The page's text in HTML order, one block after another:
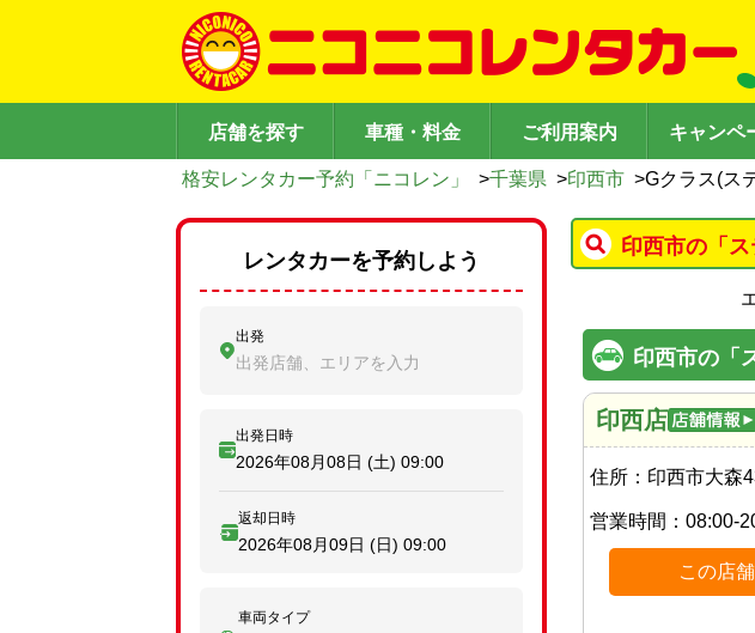
店舗を探す 車種・料金 ご利用案内 キャンペ
格安レンタカー予約「ニコレン」 >千葉県 >印西市 >Gクラス(ス
印西市の「
印西市の「
印西店
住所： 印西市大森
営業時間： 08:00-
この店
レンタカーを予約しよう
出発
出発店舗、エリアを入力
出発日時
2026年08月08日 (土) 09:00
返却日時
2026年08月09日 (日) 09:00
車両タイプ